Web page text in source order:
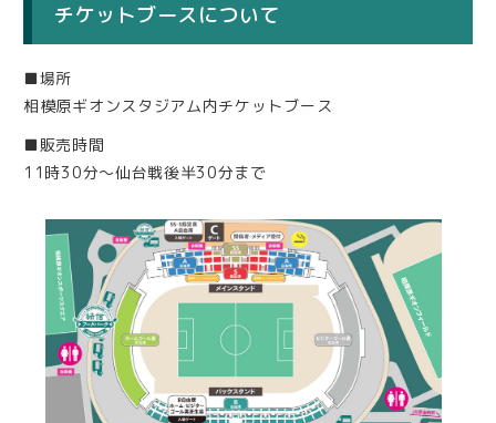
チケットブースについて
■場所
相模原ギオンスタジアム内チケットブース
■販売時間
11時30分〜仙台戦後半30分まで